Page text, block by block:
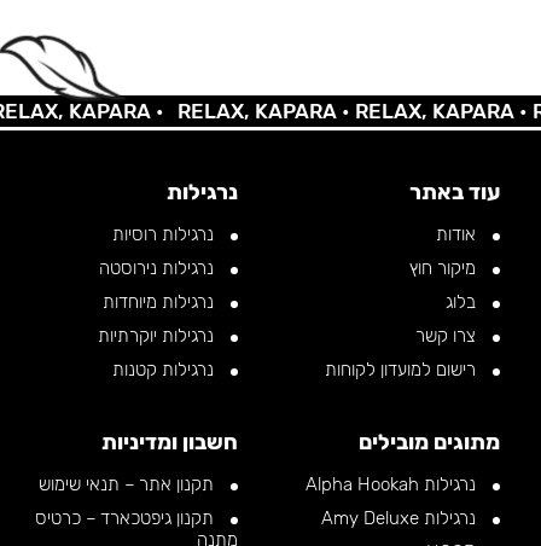
KAPARA • RELAX, KAPARA •RELAX, KAPARA •
עוד באתר
אודות
מיקור חוץ
בלוג
צרו קשר
רישום למועדון לקוחות
נרגילות
נרגילות רוסיות
נרגילות נירוסטה
נרגילות מיוחדות
נרגילות יוקרתיות
נרגילות קטנות
מתוגים מובילים
נרגילות Alpha Hookah
נרגילות Amy Deluxe
חשבון ומדיניות
תקנון אתר – תנאי שימוש
תקנון גיפטכארד – כרטיס
מתנה